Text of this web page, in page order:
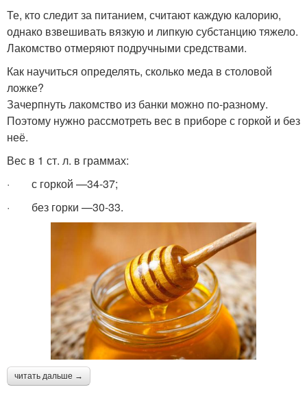
Те, кто следит за питанием, считают каждую калорию,
однако взвешивать вязкую и липкую субстанцию тяжело.
Лакомство отмеряют подручными средствами.
Как научиться определять, сколько меда в столовой
ложке?
Зачерпнуть лакомство из банки можно по-разному.
Поэтому нужно рассмотреть вес в приборе с горкой и без
неё.
Вес в 1 ст. л. в граммах:
· с горкой —34-37;
· без горки —30-33.
читать дальше →